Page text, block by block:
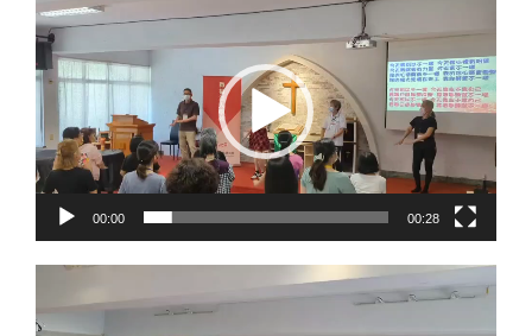
訊
播
放
器
00:00 00:28
訊